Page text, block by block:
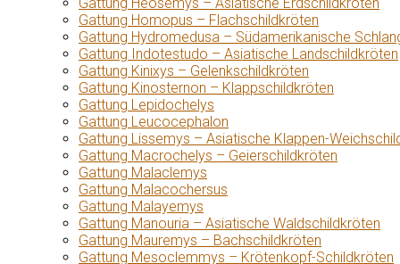
Gattung Homopus – Flachschildkröten
Gattung Hydromedusa – Südamerikanische
Gattung Indotestudo – Asiatische Landschildkröten
Gattung Kinixys – Gelenkschildkröten
Gattung Kinosternon – Klappschildkröten
Gattung Lepidochelys
Gattung Leucocephalon
Gattung Lissemys – Asiatische Klappen-
Gattung Macrochelys – Geierschildkröten
Gattung Malaclemys
Gattung Malacochersus
Gattung Malayemys
Gattung Manouria – Asiatische Waldschildkröten
Gattung Mauremys – Bachschildkröten
Gattung Mesoclemmys – Krötenkopf-Schildkröten